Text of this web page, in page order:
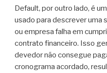
Default, por outro lado, é
usado para descrever uma
ou empresa falha em
contrato financeiro. Isso
devedor não consegue
cronograma acordado,